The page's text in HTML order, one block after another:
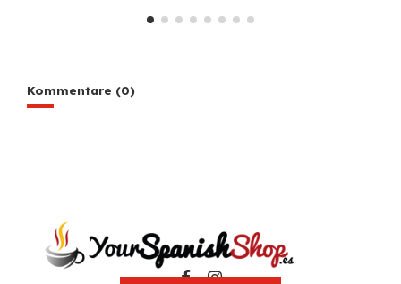
Kommentare (0)